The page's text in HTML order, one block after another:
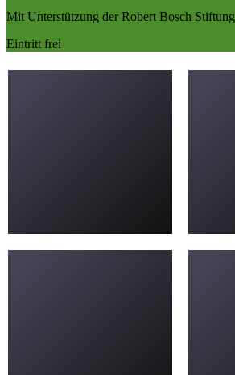
Mit Unterstützung der Robert Bosch Stiftung
Eintritt frei